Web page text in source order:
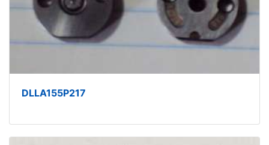
DLLA155P217